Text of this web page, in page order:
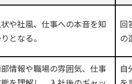
や社風、仕事への本音を知
となる。
回
の
情報や職場の雰囲気、仕事
自